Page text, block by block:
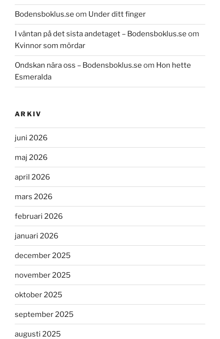
Bodensboklus.se om Under ditt finger
I väntan på det sista andetaget – Bodensboklus.se om
Kvinnor som mördar
Ondskan nära oss – Bodensboklus.se om Hon hette
Esmeralda
ARKIV
juni 2026
maj 2026
april 2026
mars 2026
februari 2026
januari 2026
december 2025
november 2025
oktober 2025
september 2025
augusti 2025